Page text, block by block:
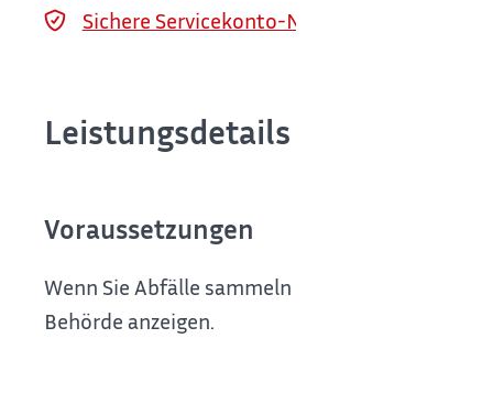
Sichere Servicekonto-Nachricht über
Leistungsdetails
Voraussetzungen
Wenn Sie Abfälle sammeln oder befördern
Behörde anzeigen.